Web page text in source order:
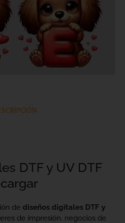
DTF y UV DTF
de diseños digitales DTF y
de impresión, negocios de